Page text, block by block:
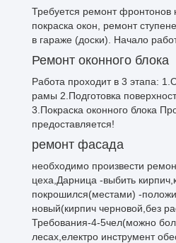
Требуется ремонт фронтонов
покраска окон, ремонт
в гараже (доски). Начало
Ремонт оконного блока
Работа проходит в 3 этапа:
рамы 2.Подготовка
3.Покраска оконного блока
предоставляется!
ремонт фасада
необходимо произвести
цеха,Дарница -выбить
покрошился(местами) -
новый(кирпич черновой,без
Требования-4-5чел(можно
лесах,електро инструмент